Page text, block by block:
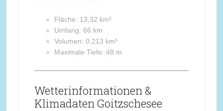
Fläche: 13,32 km²
Umfang: 66 km
Volumen: 0,213 km³
Maximale Tiefe: 48 m
Wetterinformationen &
Klimadaten Goitzschesee